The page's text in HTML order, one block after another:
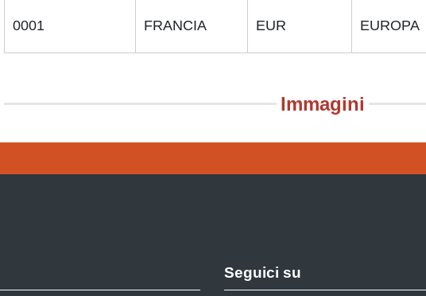
0001 FRANCIA EUR EUROPA
Immagini
Seguici su